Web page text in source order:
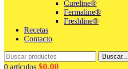
Cureline®
Fermaline®
Freshline®
Recetas
Contacto
Buscar...
0 artículos $0,00